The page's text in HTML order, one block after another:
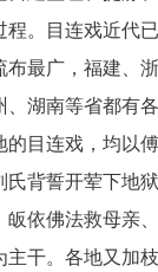
程。目连戏近代
布最广，福建、
湖南等省都有
的目连戏，均以
背誓开荤下地
皈依佛法救母亲
干。各地又加枝